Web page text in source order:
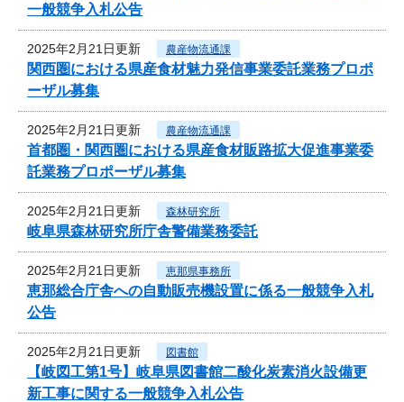
一般競争入札公告
2025年2月21日更新 農産物流通課
関西圏における県産食材魅力発信事業委託業務プロポ
ーザル募集
2025年2月21日更新 農産物流通課
首都圏・関西圏における県産食材販路拡大促進事業委
託業務プロポーザル募集
2025年2月21日更新 森林研究所
岐阜県森林研究所庁舎警備業務委託
2025年2月21日更新 恵那県事務所
恵那総合庁舎への自動販売機設置に係る一般競争入札
公告
2025年2月21日更新 図書館
【岐図工第1号】岐阜県図書館二酸化炭素消火設備更
新工事に関する一般競争入札公告